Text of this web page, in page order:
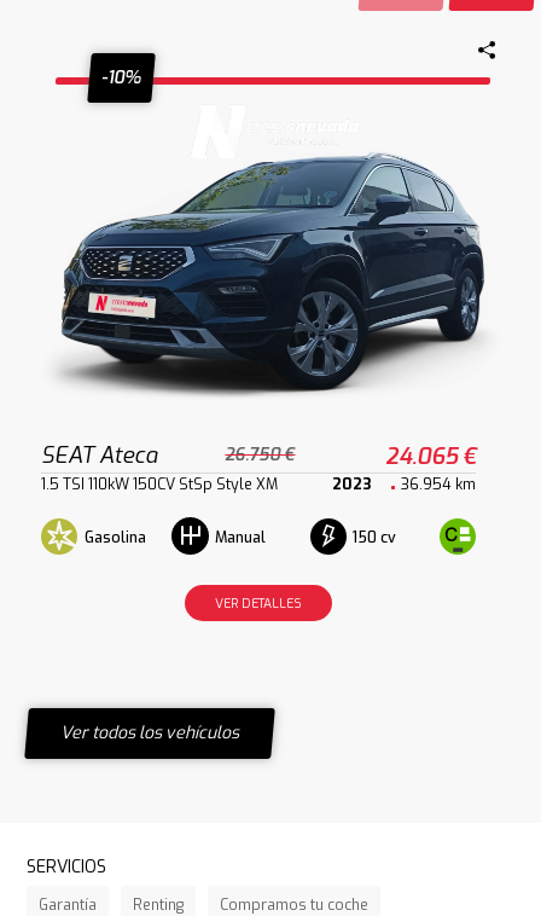
-10%
SEAT Ateca 26.750 € 24.065 €
1.5 TSI 110kW 150CV StSp Style XM 2023 36.954 km
Gasolina Manual 150 cv
VER DETALLES
Ver todos los vehículos
SERVICIOS
Garantía Renting Compramos tu coche